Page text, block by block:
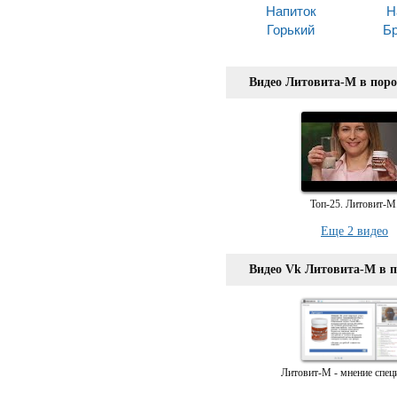
Напиток
Горький
Видео Литовита-М в
Топ-25. Литовит-
Еще 2 видео
Видео Vk Литовита-М в
Литовит-М - мнение